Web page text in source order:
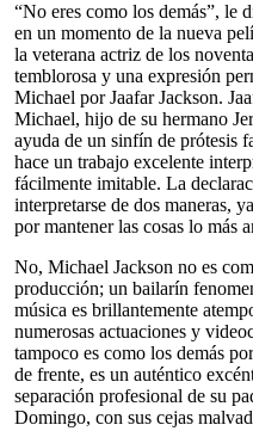
“No eres como los demás”, le
en un momento de la nueva
la veterana actriz de los
temblorosa y una expresión
Michael por Jaafar Jackson.
Michael, hijo de su hermano
ayuda de un sinfín de prótesis
hace un trabajo excelente
fácilmente imitable. La
interpretarse de dos maneras,
por mantener las cosas lo más
No, Michael Jackson no es
producción; un bailarín
música es brillantemente
numerosas actuaciones y
tampoco es como los demás
de frente, es un auténtico
separación profesional de su
Domingo, con sus cejas